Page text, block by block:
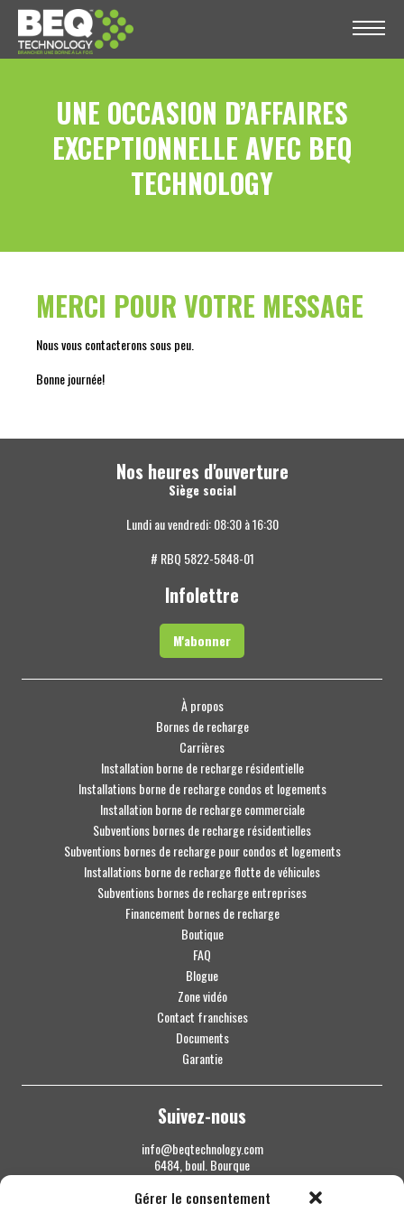
Gérer le consentement
UNE OCCASION D’AFFAIRES
EXCEPTIONNELLE AVEC BEQ
TECHNOLOGY
MERCI POUR VOTRE MESSAGE
Nous vous contacterons sous peu.
Bonne journée!
Nos heures d'ouverture
Siège social
Lundi au vendredi: 08:30 à 16:30
# RBQ 5822-5848-01
Infolettre
M'abonner
À propos
Bornes de recharge
Carrières
Installation borne de recharge résidentielle
Installations borne de recharge condos et logements
Installation borne de recharge commerciale
Subventions bornes de recharge résidentielles
Subventions bornes de recharge pour condos et logements
Installations borne de recharge flotte de véhicules
Subventions bornes de recharge entreprises
Financement bornes de recharge
Boutique
FAQ
Blogue
Zone vidéo
Contact franchises
Documents
Garantie
Suivez-nous
info@beqtechnology.com
6484, boul. Bourque
Sherbrooke QC J1N 1H3
1 844 427-7800